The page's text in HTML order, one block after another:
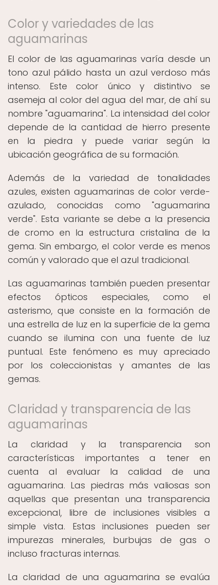
Color y variedades de las
aguamarinas
El color de las aguamarinas varía desde un
tono azul pálido hasta un azul verdoso más
intenso. Este color único y distintivo se
asemeja al color del agua del mar, de ahí su
nombre "aguamarina". La intensidad del color
depende de la cantidad de hierro presente
en la piedra y puede variar según la
ubicación geográfica de su formación.
Además de la variedad de tonalidades
azules, existen aguamarinas de color verde-
azulado, conocidas como "aguamarina
verde". Esta variante se debe a la presencia
de cromo en la estructura cristalina de la
gema. Sin embargo, el color verde es menos
común y valorado que el azul tradicional.
Las aguamarinas también pueden presentar
efectos ópticos especiales, como el
asterismo, que consiste en la formación de
una estrella de luz en la superficie de la gema
cuando se ilumina con una fuente de luz
puntual. Este fenómeno es muy apreciado
por los coleccionistas y amantes de las
gemas.
Claridad y transparencia de las
aguamarinas
La claridad y la transparencia son
características importantes a tener en
cuenta al evaluar la calidad de una
aguamarina. Las piedras más valiosas son
aquellas que presentan una transparencia
excepcional, libre de inclusiones visibles a
simple vista. Estas inclusiones pueden ser
impurezas minerales, burbujas de gas o
incluso fracturas internas.
La claridad de una aguamarina se evalúa